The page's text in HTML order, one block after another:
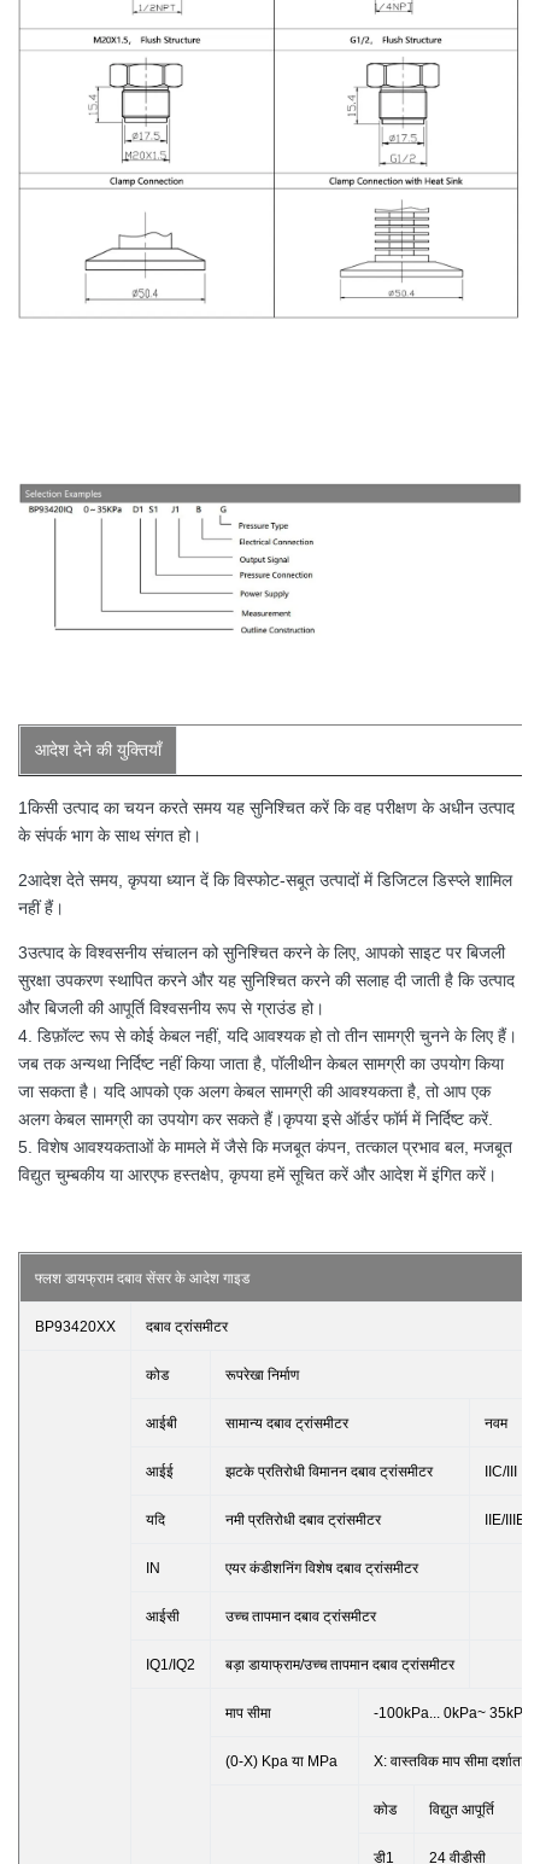
आदेश देने की युक्तियाँ
1किसी उत्पाद का चयन करते समय यह सुनिश्चित करें कि वह परीक्षण के अधीन उत्पाद
के संपर्क भाग के साथ संगत हो।
2आदेश देते समय, कृपया ध्यान दें कि विस्फोट-सबूत उत्पादों में डिजिटल डिस्प्ले शामिल
नहीं हैं।
3उत्पाद के विश्वसनीय संचालन को सुनिश्चित करने के लिए, आपको साइट पर बिजली
सुरक्षा उपकरण स्थापित करने और यह सुनिश्चित करने की सलाह दी जाती है कि उत्पाद
और बिजली की आपूर्ति विश्वसनीय रूप से ग्राउंड हो।
4. डिफ़ॉल्ट रूप से कोई केबल नहीं, यदि आवश्यक हो तो तीन सामग्री चुनने के लिए हैं।
जब तक अन्यथा निर्दिष्ट नहीं किया जाता है, पॉलीथीन केबल सामग्री का उपयोग किया
जा सकता है। यदि आपको एक अलग केबल सामग्री की आवश्यकता है, तो आप एक
अलग केबल सामग्री का उपयोग कर सकते हैं।कृपया इसे ऑर्डर फॉर्म में निर्दिष्ट करें.
5. विशेष आवश्यकताओं के मामले में जैसे कि मजबूत कंपन, तत्काल प्रभाव बल, मजबूत
विद्युत चुम्बकीय या आरएफ हस्तक्षेप, कृपया हमें सूचित करें और आदेश में इंगित करें।
फ्लश डायफ्राम दबाव सेंसर के आदेश गाइड
BP93420XX दबाव ट्रांसमीटर
कोड रूपरेखा निर्माण
आईबी सामान्य दबाव ट्रांसमीटर नवम
आईई झटके प्रतिरोधी विमानन दबाव ट्रांसमीटर IIC/III
यदि नमी प्रतिरोधी दबाव ट्रांसमीटर IIE/IIIE
IN एयर कंडीशनिंग विशेष दबाव ट्रांसमीटर
आईसी उच्च तापमान दबाव ट्रांसमीटर
IQ1/IQ2 बड़ा डायाफ्राम/उच्च तापमान दबाव ट्रांसमीटर
माप सीमा -100kPa... 0kPa~
(0-X) Kpa या MPa X: वास्तविक माप सीमा दर्शाता है
कोड विद्युत आपूर्ति
डी1 24 वीडीसी